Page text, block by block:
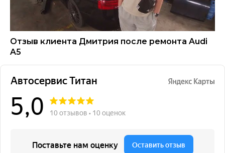
Отзыв клиента Дмитрия после ремонта Audi
A5